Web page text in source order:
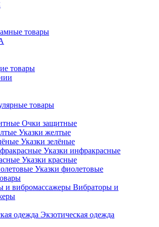
товары
товары
товары
Очки защитные
Указки желтые
Указки зелёные
Указки инфракрасные
Указки красные
Указки фиолетовые
Вибраторы и
Экзотическая одежда